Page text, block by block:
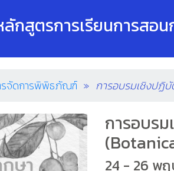
ลักสูตรการเรียนการส
รจัดการพิพิธภัณฑ์ การอบรมเชิงปฏิ
การอบร
24 - 26 พ